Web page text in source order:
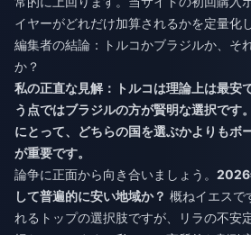
イヤーがどれだけ加算されるかを定量化
編集者の結論：トルコかブラジルか、そ
か？
私の正直な見解：トルコは理論上は最安
う点ではブラジルの方が賢明な選択です
にとって、どちらの国を選ぶかよりもボ
が重要です。
論争に正面から向き合いましょう。 2026
して普遍的に安い地域か？ 概ねイエスで
れるトップの選択肢ですが、リラの不安